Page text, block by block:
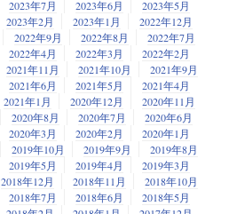
2023年7月 2023年6月
2023年5月
2023年2月 2023年1月
2022年12月
2022年9月 2022年8月
2022年7月
2022年4月 2022年3月
2022年2月
2021年11月 2021年10月
2021年9月
2021年6月 2021年5月
2021年4月
2021年1月 2020年12月
2020年11月
2020年8月 2020年7月
2020年6月
2020年3月 2020年2月
2020年1月
2019年10月 2019年9月
2019年8月
2019年5月 2019年4月
2019年3月
2018年12月 2018年11月
2018年10月
2018年7月 2018年6月
2018年5月